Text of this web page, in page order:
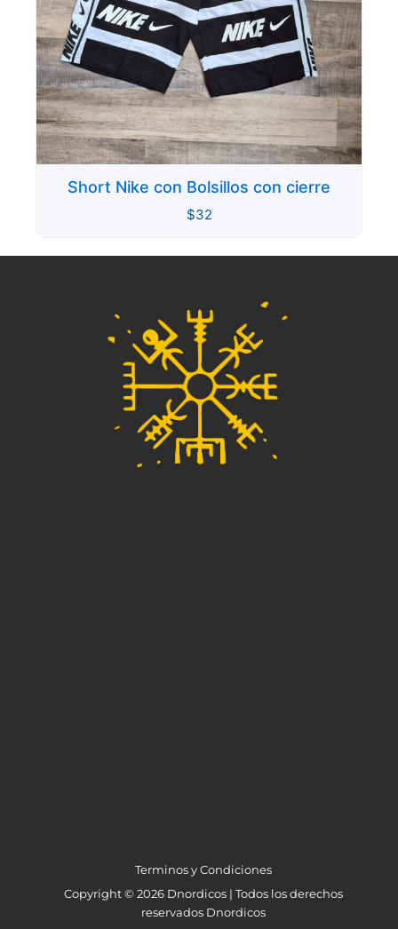
Short Nike con Bolsillos con cierre
$32
Terminos y Condiciones
Copyright © 2026 Dnordicos | Todos los derechos
reservados Dnordicos